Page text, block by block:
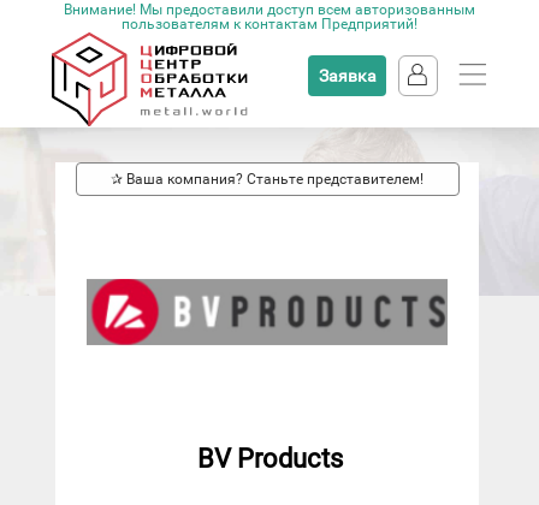
Внимание! Мы предоставили доступ всем авторизованным
пользователям к контактам Предприятий!
Заявка
✰ Ваша компания? Станьте представителем!
BV Products